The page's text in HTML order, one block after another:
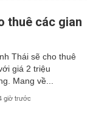
thuê các gian
Thái sẽ cho thuê
giá 2 triệu
Mang về...
giờ trước